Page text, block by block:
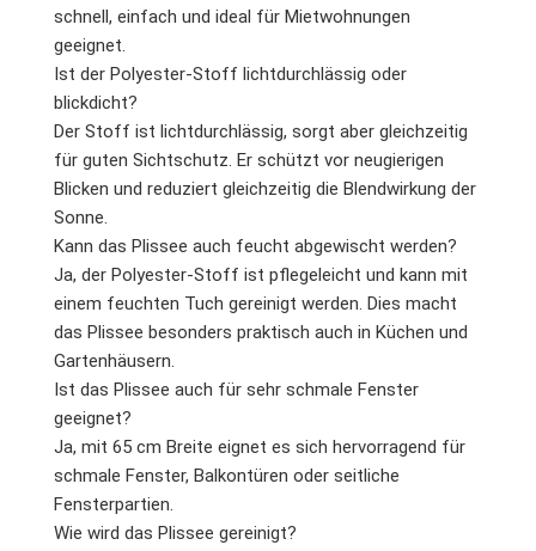
schnell, einfach und ideal für Mietwohnungen
geeignet.
Ist der Polyester-Stoff lichtdurchlässig oder
blickdicht?
Der Stoff ist lichtdurchlässig, sorgt aber gleichzeitig
für guten Sichtschutz. Er schützt vor neugierigen
Blicken und reduziert gleichzeitig die Blendwirkung der
Sonne.
Kann das Plissee auch feucht abgewischt werden?
Ja, der Polyester-Stoff ist pflegeleicht und kann mit
einem feuchten Tuch gereinigt werden. Dies macht
das Plissee besonders praktisch auch in Küchen und
Gartenhäusern.
Ist das Plissee auch für sehr schmale Fenster
geeignet?
Ja, mit 65 cm Breite eignet es sich hervorragend für
schmale Fenster, Balkontüren oder seitliche
Fensterpartien.
Wie wird das Plissee gereinigt?